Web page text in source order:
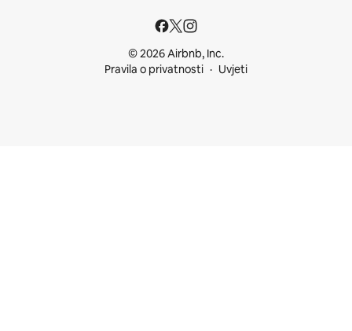
© 2026 Airbnb, Inc.
Pravila o privatnosti
Uvjeti